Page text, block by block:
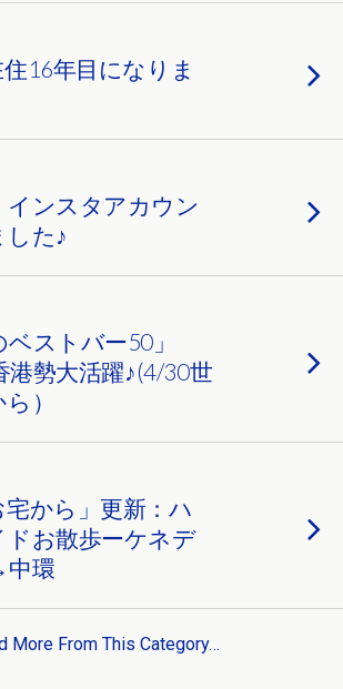
16年目になりま
インスタアカウン
した♪
ベストバー50」
港勢大活躍♪(4/30世
）
宅から」更新：ハ
ドお散歩ーケネデ
環
More From This Category…